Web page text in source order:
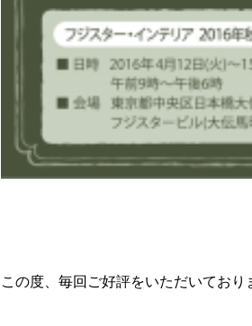
この度、毎回ご好評をいただいてお